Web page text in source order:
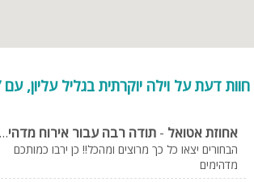
חוות דעת על וילה יוקרתית בגליל עליון, עם 7 חדרים ומעלה
אחוזת אטואל - תודה רבה עבור אירוח מדהים של צוות לוחמים
הבחורים יצאו כל כך מרוצים ומהכל‼️ כן ירבו כמותכם
מדהימים